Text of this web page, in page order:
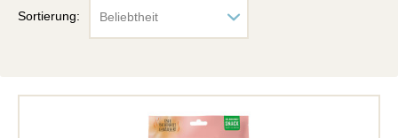
Sortierung: